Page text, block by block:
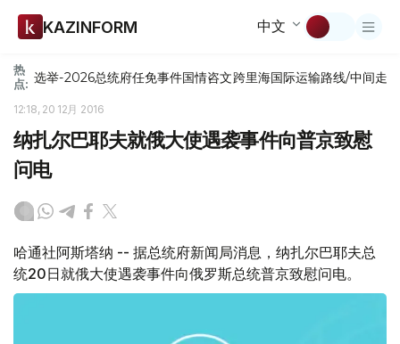
KAZINFORM 中文
热
点: 选举-2026总统府任免事件国情咨文跨里海国际运输路线/中间走廊
12:18, 20 12月 2016
纳扎尔巴耶夫就俄大使遇袭事件向普京致慰
问电
哈通社阿斯塔纳 -- 据总统府新闻局消息，纳扎尔巴耶夫总
统20日就俄大使遇袭事件向俄罗斯总统普京致慰问电。